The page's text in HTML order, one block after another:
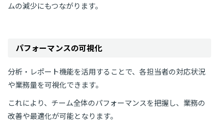
ムの減少にもつながります。
パフォーマンスの可視化
分析・レポート機能を活用することで、各担当者の対応状況
や業務量を可視化できます。
これにより、チーム全体のパフォーマンスを把握し、業務の
改善や最適化が可能となります。